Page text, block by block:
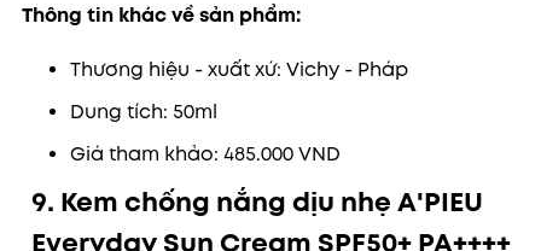
Thông tin khác về sản phẩm:
Thương hiệu - xuất xứ: Vichy - Pháp
Dung tích: 50ml
Giá tham khảo: 485.000 VND
9. Kem chống nắng dịu nhẹ A'PIEU
Everyday Sun Cream SPF50+ PA++++